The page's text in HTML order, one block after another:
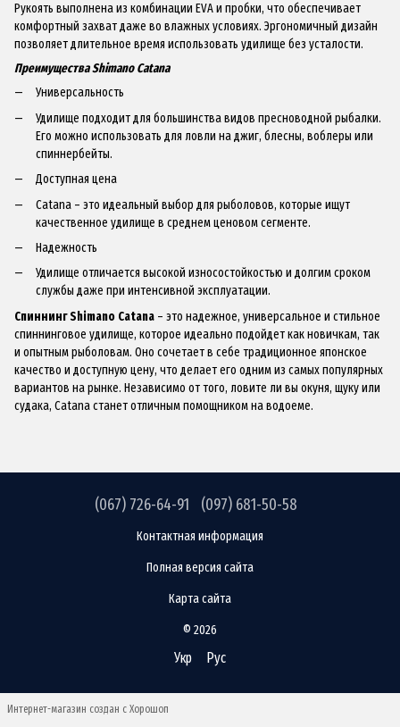
Рукоять выполнена из комбинации EVA и пробки, что обеспечивает
комфортный захват даже во влажных условиях. Эргономичный дизайн
позволяет длительное время использовать удилище без усталости.
Преимущества Shimano Catana
Универсальность
Удилище подходит для большинства видов пресноводной рыбалки.
Его можно использовать для ловли на джиг, блесны, воблеры или
спиннербейты.
Доступная цена
Catana – это идеальный выбор для рыболовов, которые ищут
качественное удилище в среднем ценовом сегменте.
Надежность
Удилище отличается высокой износостойкостью и долгим сроком
службы даже при интенсивной эксплуатации.
Спиннинг Shimano Catana – это надежное, универсальное и стильное
спиннинговое удилище, которое идеально подойдет как новичкам, так
и опытным рыболовам. Оно сочетает в себе традиционное японское
качество и доступную цену, что делает его одним из самых популярных
вариантов на рынке. Независимо от того, ловите ли вы окуня, щуку или
судака, Catana станет отличным помощником на водоеме.
(067) 726-64-91 (097) 681-50-58
Контактная информация
Полная версия сайта
Карта сайта
© 2026
Укр Рус
Интернет-магазин создан с Хорошоп